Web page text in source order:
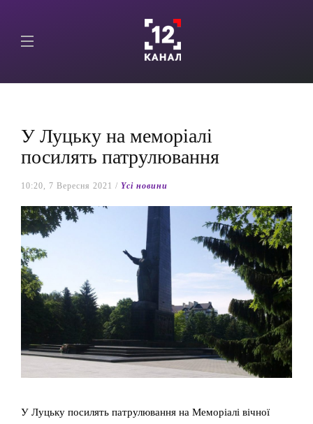
У Луцьку на меморіалі
посилять патрулювання
10:20, 7 Вересня 2021 / Yсі новини
У Луцьку посилять патрулювання на Меморіалі вічної